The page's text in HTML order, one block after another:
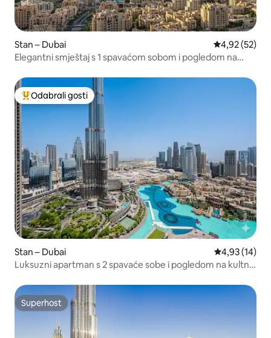
Stan – Dubai Prosječna
4,92 (52)
Elegantni smještaj s 1 spavaćom sobom i pogledom na
Među najviše rangiranima s oznakom „Odabrali gosti”
Odabrali gosti
Stan – Dubai Prosječna
4,93 (14)
Luksuzni apartman s 2 spavaće sobe i pogledom na kultni
Superhost
Superhost